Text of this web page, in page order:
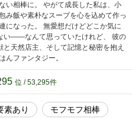
い相棒に。 やがて成長した私は、小
み飯や素朴なスープを心を込めて作っ
になった。 無愛想だけどどこか気に
い――なんて思っていたけれど、 彼の
天然店主、そして記憶と秘密を抱え
んファンタジー。
位 / 53,295件
素あり
モフモフ相棒